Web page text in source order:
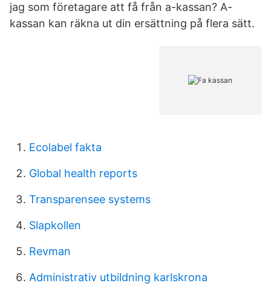
jag som företagare att få från a-kassan? A-
kassan kan räkna ut din ersättning på flera sätt.
Ecolabel fakta
Global health reports
Transparensee systems
Slapkollen
Revman
Administrativ utbildning karlskrona